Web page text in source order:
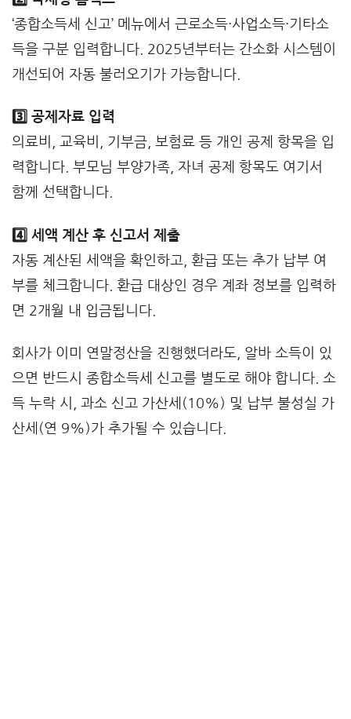
‘종합소득세 신고’ 메뉴에서 근로소득·사업소득·기타소
득을 구분 입력합니다. 2025년부터는 간소화 시스템이
개선되어 자동 불러오기가 가능합니다.
3️⃣ 공제자료 입력
의료비, 교육비, 기부금, 보험료 등 개인 공제 항목을 입
력합니다. 부모님 부양가족, 자녀 공제 항목도 여기서
함께 선택합니다.
4️⃣ 세액 계산 후 신고서 제출
자동 계산된 세액을 확인하고, 환급 또는 추가 납부 여
부를 체크합니다. 환급 대상인 경우 계좌 정보를 입력하
면 2개월 내 입금됩니다.
회사가 이미 연말정산을 진행했더라도, 알바 소득이 있
으면 반드시 종합소득세 신고를 별도로 해야 합니다. 소
득 누락 시, 과소 신고 가산세(10%) 및 납부 불성실 가
산세(연 9%)가 추가될 수 있습니다.